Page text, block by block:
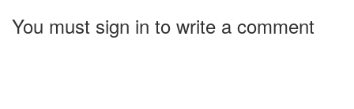
You must sign in to write a comment